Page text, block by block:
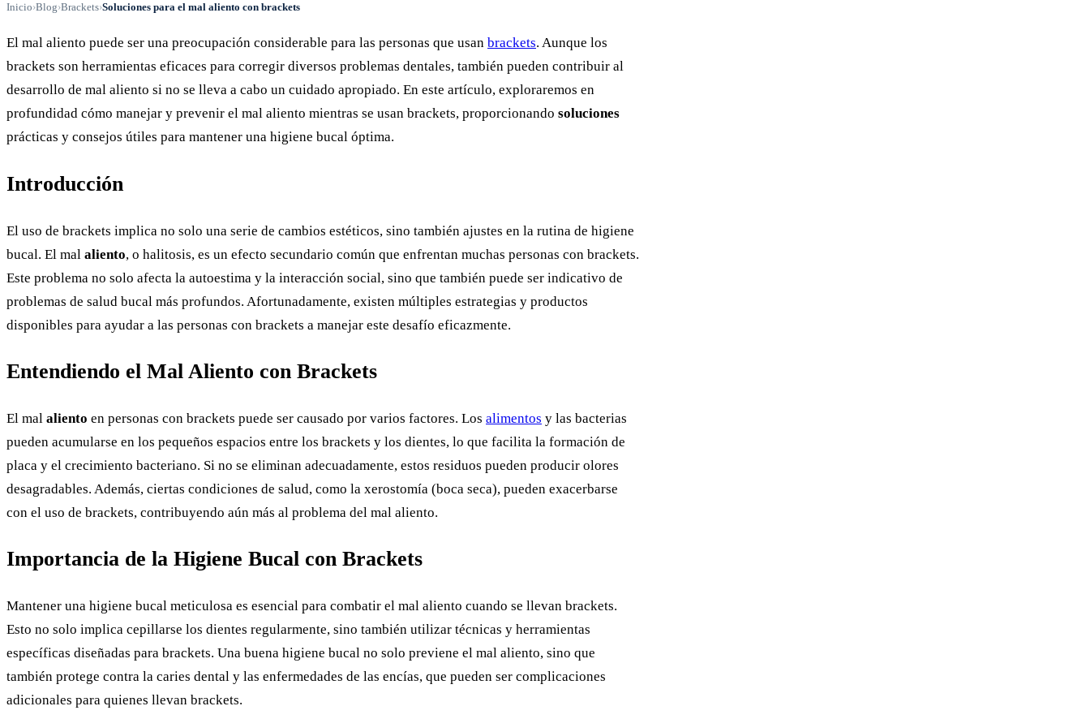
Inicio›Blog›Brackets›Soluciones para el mal aliento con brackets
El mal aliento puede ser una preocupación considerable para las personas que usan brackets. Aunque los
brackets son herramientas eficaces para corregir diversos problemas dentales, también pueden contribuir al
desarrollo de mal aliento si no se lleva a cabo un cuidado apropiado. En este artículo, exploraremos en
profundidad cómo manejar y prevenir el mal aliento mientras se usan brackets, proporcionando soluciones
prácticas y consejos útiles para mantener una higiene bucal óptima.
Introducción
El uso de brackets implica no solo una serie de cambios estéticos, sino también ajustes en la rutina de higiene
bucal. El mal aliento, o halitosis, es un efecto secundario común que enfrentan muchas personas con brackets.
Este problema no solo afecta la autoestima y la interacción social, sino que también puede ser indicativo de
problemas de salud bucal más profundos. Afortunadamente, existen múltiples estrategias y productos
disponibles para ayudar a las personas con brackets a manejar este desafío eficazmente.
Entendiendo el Mal Aliento con Brackets
El mal aliento en personas con brackets puede ser causado por varios factores. Los alimentos y las bacterias
pueden acumularse en los pequeños espacios entre los brackets y los dientes, lo que facilita la formación de
placa y el crecimiento bacteriano. Si no se eliminan adecuadamente, estos residuos pueden producir olores
desagradables. Además, ciertas condiciones de salud, como la xerostomía (boca seca), pueden exacerbarse
con el uso de brackets, contribuyendo aún más al problema del mal aliento.
Importancia de la Higiene Bucal con Brackets
Mantener una higiene bucal meticulosa es esencial para combatir el mal aliento cuando se llevan brackets.
Esto no solo implica cepillarse los dientes regularmente, sino también utilizar técnicas y herramientas
específicas diseñadas para brackets. Una buena higiene bucal no solo previene el mal aliento, sino que
también protege contra la caries dental y las enfermedades de las encías, que pueden ser complicaciones
adicionales para quienes llevan brackets.